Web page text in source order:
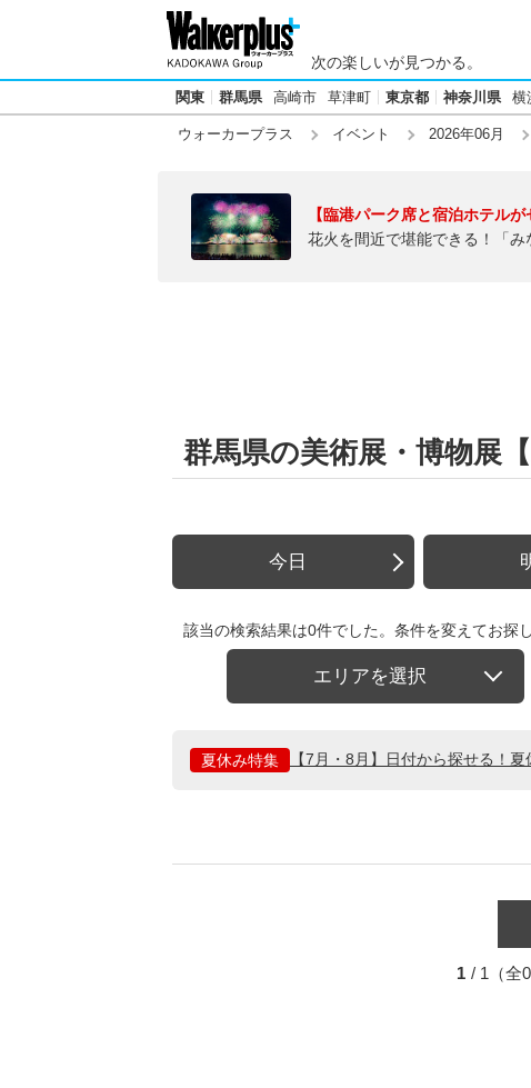
次の楽しいが見つかる。
関東 群馬県 高崎市 草津町 東京都 神奈川県 横
ウォーカープラス イベント 2026年06月
【臨港パーク席と宿泊ホテルが
花火を間近で堪能できる！「
群馬県の美術展・博物展
今日
該当の検索結果は0件でした。条件を変えてお探
エリアを選択
夏休み特集 【7月・8月】日付から探せる！
1 / 1（全